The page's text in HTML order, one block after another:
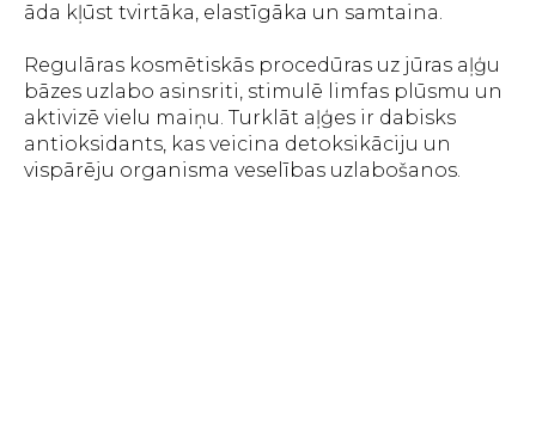
āda kļūst tvirtāka, elastīgāka un samtaina.
Regulāras kosmētiskās procedūras uz jūras aļģu
bāzes uzlabo asinsriti, stimulē limfas plūsmu un
aktivizē vielu maiņu. Turklāt aļģes ir dabisks
antioksidants, kas veicina detoksikāciju un
vispārēju organisma veselības uzlabošanos.